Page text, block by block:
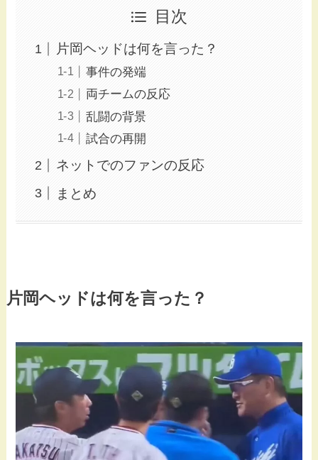
目次
片岡ヘッドは何を言った？
事件の発端
両チームの反応
乱闘の背景
試合の再開
ネットでのファンの反応
まとめ
片岡ヘッドは何を言った？